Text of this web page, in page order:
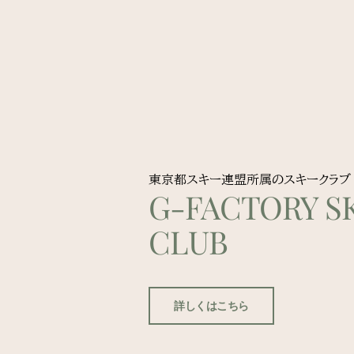
東京都スキー連盟所属のスキークラブ
G-FACTORY
CLUB
詳しくはこちら